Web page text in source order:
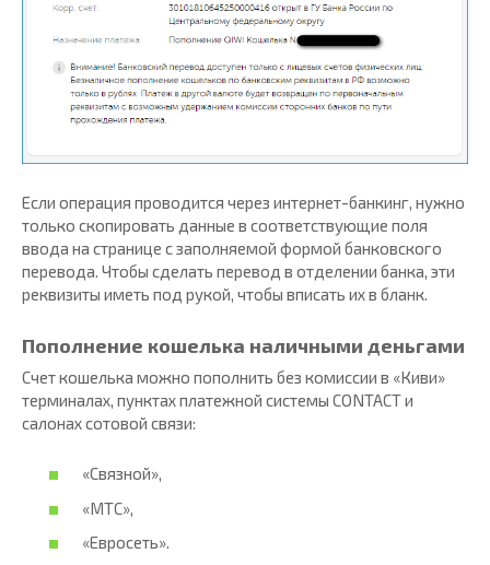
Если операция проводится через интернет-банкинг, нужно
только скопировать данные в соответствующие поля
ввода на странице с заполняемой формой банковского
перевода. Чтобы сделать перевод в отделении банка, эти
реквизиты иметь под рукой, чтобы вписать их в бланк.
Пополнение кошелька наличными деньгами
Счет кошелька можно пополнить без комиссии в «Киви»
терминалах, пунктах платежной системы CONTACT и
салонах сотовой связи:
«Связной»,
«МТС»,
«Евросеть».